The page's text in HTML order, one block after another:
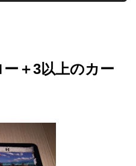
ー＋3以上のカー